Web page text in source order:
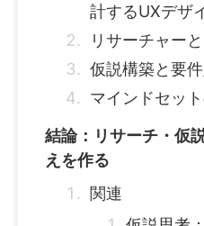
計するUXデザ
リサーチャー
仮説構築と要
マインドセッ
結論：リサーチ・仮
えを作る
関連